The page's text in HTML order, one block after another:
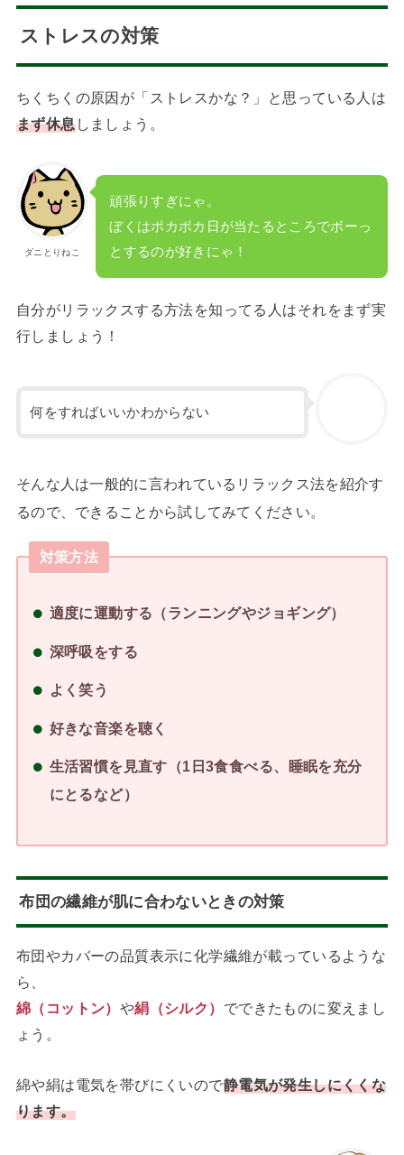
ストレスの対策
ちくちくの原因が「ストレスかな？」と思っている人は
まず休息しましょう。
ダニとりねこ
頑張りすぎにゃ。
ぼくはポカポカ日が当たるところでボーっ
とするのが好きにゃ！
自分がリラックスする方法を知ってる人はそれをまず実
行しましょう！
何をすればいいかわからない
そんな人は一般的に言われているリラックス法を紹介す
生活習慣を見直す（1日3食食べる、睡眠を充分
布団の繊維が肌に合わないときの対策
布団やカバーの品質表示に化学繊維が載っているような
ら、
綿（コットン）
綿や絹は電気を帯びにくいので